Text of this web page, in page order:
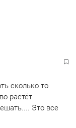
сколько то
растёт
Это все